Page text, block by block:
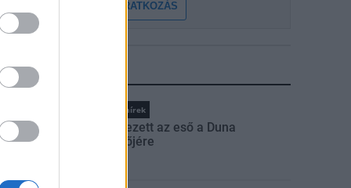
FELIRATKOZÁS
Országos hírek
Megérkezett az eső a Duna
vízgyűjtőjére